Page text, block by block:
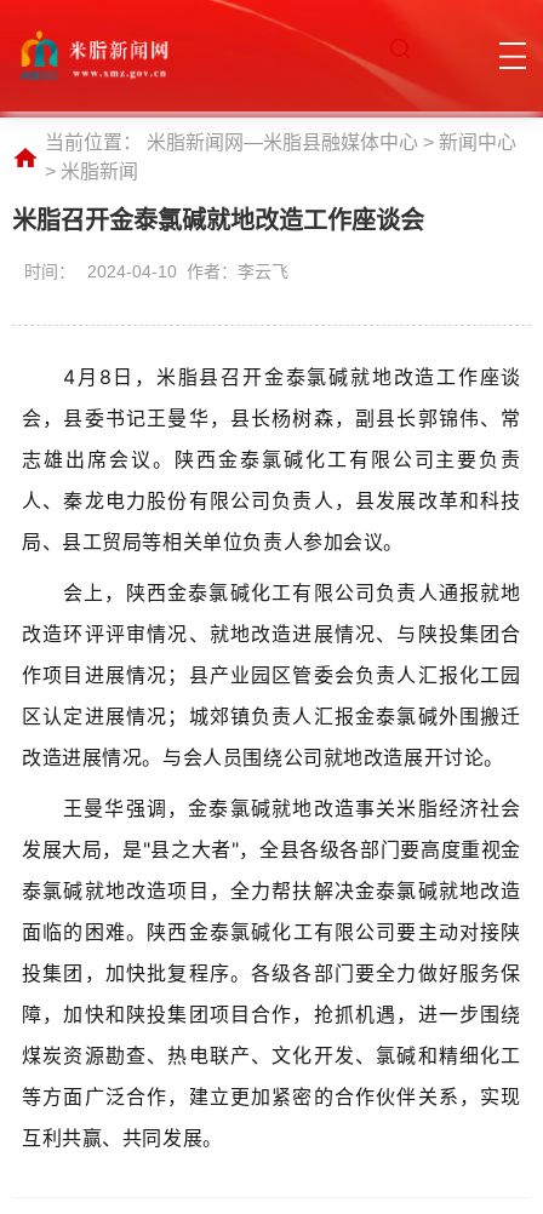
当前位置： 米脂新闻网—米脂县融媒体中心 > 新闻中心
> 米脂新闻
米脂召开金泰氯碱就地改造工作座谈会
时间： 2024-04-10 作者：李云飞
4月8日，米脂县召开金泰氯碱就地改造工作座谈
会，县委书记王曼华，县长杨树森，副县长郭锦伟、常
志雄出席会议。陕西金泰氯碱化工有限公司主要负责
人、秦龙电力股份有限公司负责人，县发展改革和科技
局、县工贸局等相关单位负责人参加会议。
会上， 陕西金泰氯碱化工有限公司负责 人通报就地
改造环评评审情况、就地改造进展情况、与陕投集团合
作项目进展情况；县产业园区管委会负责人汇报化工园
区认定进展情况；城郊镇负责人汇报金泰氯碱外围搬迁
改造进展情况。与会人员围绕公司就地改造展开讨论。
王曼华强调，金泰氯碱就地改造事关米脂经济社会
发展大局，是"县之大者"，全县各级各部门要高度重视金
泰氯碱就地改造项目，全力帮扶解决金泰氯碱就地改造
面临的困难。 陕西金泰氯碱化工有限公司要主动对接陕
投集团，加快批复程序。各级各部门要全力做好服务保
障，加快和陕投集团项目合作，抢抓机遇，进一步围绕
煤炭资源勘查、热电联产、文化开发、氯碱和精细化工
等方面广泛合作，建立更加紧密的合作伙伴关系，实现
互利共赢、共同发展。